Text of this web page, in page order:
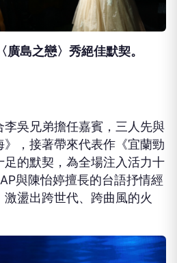
島之戀〉秀絕佳默契。
吳兄弟擔任嘉賓，三人先與
，接著帶來代表作《宜蘭勁
的默契，為全場注入活力十
與陳怡婷擅長的台語抒情經
盪出跨世代、跨曲風的火